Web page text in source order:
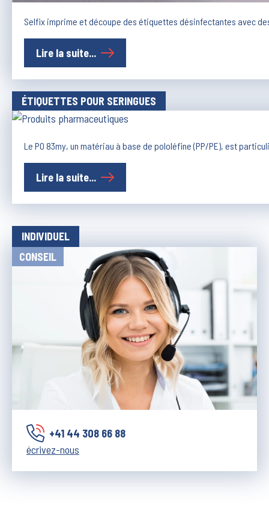
Selfix imprime et découpe des étiquettes désinfectantes avec
Lire la suite...
ÉTIQUETTES POUR SERINGUES
Le PO 83my, un matériau à base de pololéfine (PP/PE), est
Lire la suite...
INDIVIDUEL
CONSEIL
+41 44 308 66 88
écrivez-nous